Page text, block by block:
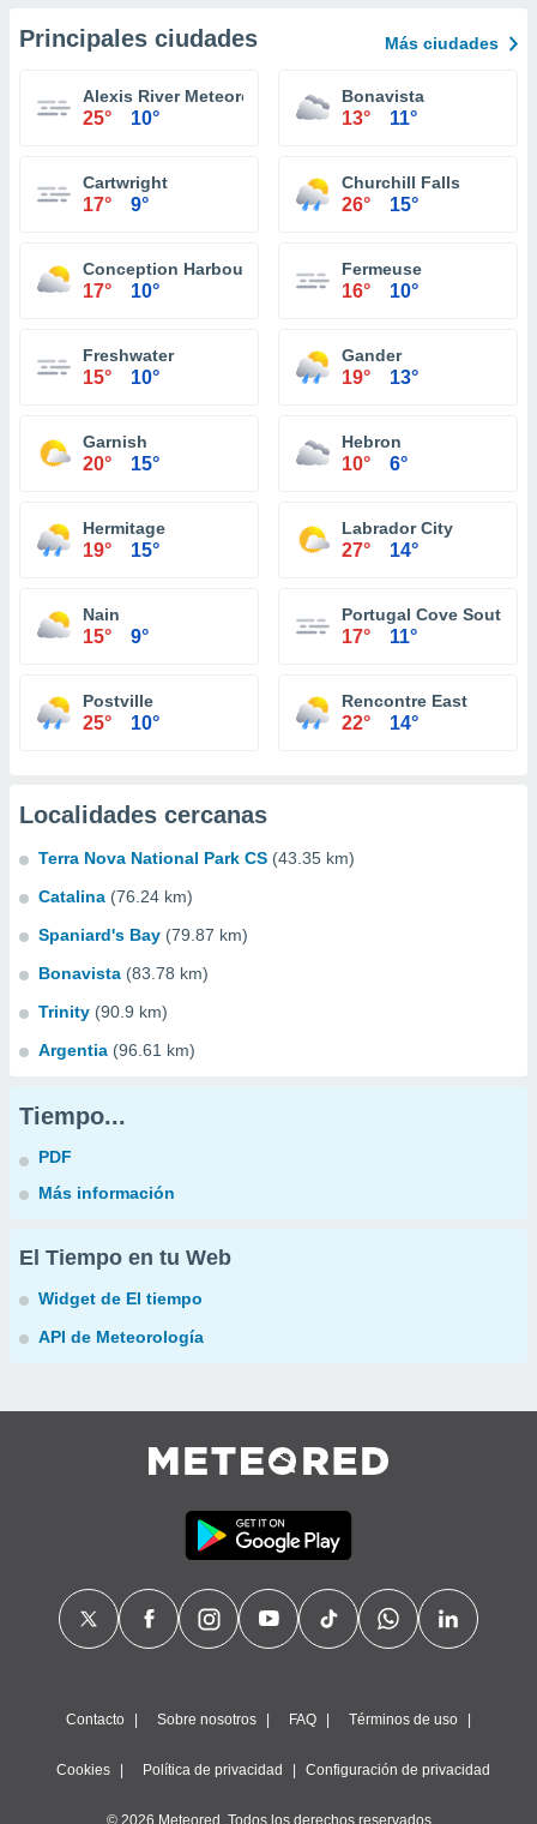
Principales ciudades Más ciudades
Alexis River Meteorological Aeronautical Presentation
25° 10°
Bonavista
13° 11°
Cartwright
17° 9°
Churchill Falls
26° 15°
Conception Harbour
17° 10°
Fermeuse
16° 10°
Freshwater
15° 10°
Gander
19° 13°
Garnish
20° 15°
Hebron
10° 6°
Hermitage
19° 15°
Labrador City
27° 14°
Nain
15° 9°
Portugal Cove South
17° 11°
Postville
25° 10°
Rencontre East
22° 14°
Localidades cercanas
Terra Nova National Park CS (43.35 km)
Catalina (76.24 km)
Spaniard's Bay (79.87 km)
Bonavista (83.78 km)
Trinity (90.9 km)
Argentia (96.61 km)
Tiempo...
PDF
Más información
El Tiempo en tu Web
Widget de El tiempo
API de Meteorología
Contacto Sobre nosotros FAQ Términos de uso
Cookies Política de privacidad Configuración de privacidad
© 2026 Meteored. Todos los derechos reservados